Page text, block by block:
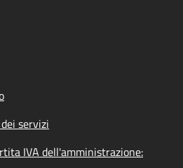
servizi
IVA dell'amministrazione: